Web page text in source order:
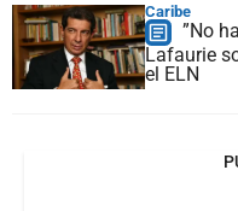
Caribe
”No
Lafaurie
el ELN